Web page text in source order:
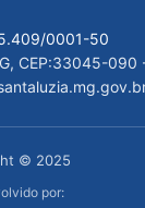
0001-50
CEP:33045-
© 2025
por: